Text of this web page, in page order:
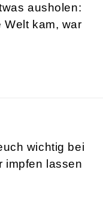
ausholen:
Welt kam, war
wichtig bei
impfen lassen